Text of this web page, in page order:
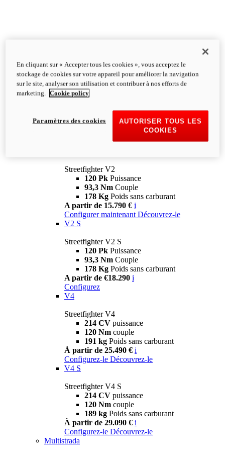
Streetfighter V2
120 Pk Puissance
93,3 Nm Couple
178 Kg Poids sans carburant
A partir de 15.790 € i
Configurer maintenant Découvrez-le
V2 S
Streetfighter V2 S
120 Pk Puissance
93,3 Nm Couple
178 Kg Poids sans carburant
A partir de €18.290 i
Configurez
V4
Streetfighter V4
214 CV puissance
120 Nm couple
191 kg Poids sans carburant
À partir de 25.490 € i
Configurez-le Découvrez-le
V4 S
Streetfighter V4 S
214 CV puissance
120 Nm couple
189 kg Poids sans carburant
À partir de 29.090 € i
Configurez-le Découvrez-le
Multistrada
En cliquant sur « Accepter tous les cookies », vous acceptez le
stockage de cookies sur votre appareil pour améliorer la navigation
sur le site, analyser son utilisation et contribuer à nos efforts de
marketing.
Cookie policy
AUTORISER TOUS LES
COOKIES
Paramètres des cookies